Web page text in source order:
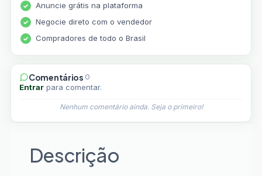
Anuncie grátis na plataforma
Negocie direto com o vendedor
Compradores de todo o Brasil
Comentários 0
Entrarpara comentar.
Nenhum comentário ainda. Seja o primeiro!
Descrição